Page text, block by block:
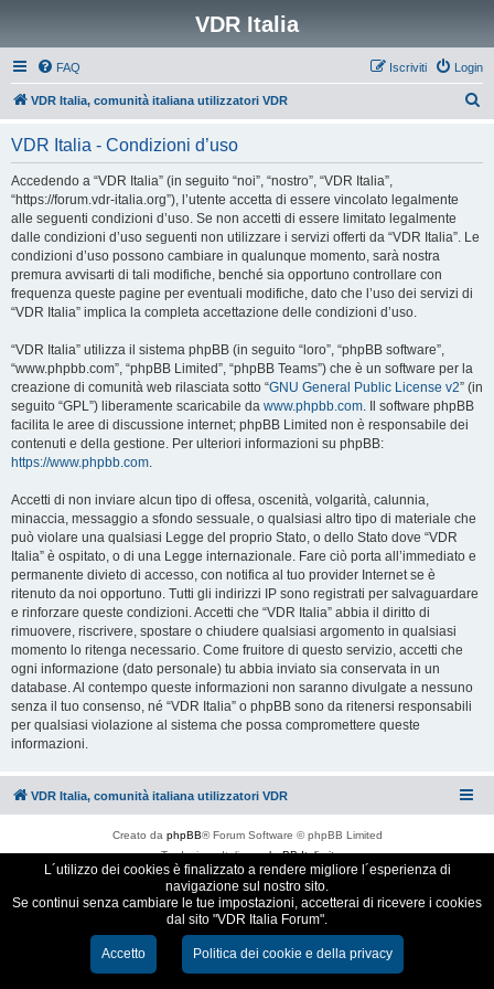
VDR Italia
FAQ Login
Iscriviti
VDR Italia, comunità italiana utilizzatori VDR
VDR Italia - Condizioni d’uso
Accedendo a “VDR Italia” (in seguito “noi”, “nostro”, “VDR Italia”,
“https://forum.vdr-italia.org”), l’utente accetta di essere vincolato legalmente
alle seguenti condizioni d’uso. Se non accetti di essere limitato legalmente
dalle condizioni d’uso seguenti non utilizzare i servizi offerti da “VDR Italia”. Le
condizioni d’uso possono cambiare in qualunque momento, sarà nostra
premura avvisarti di tali modifiche, benché sia opportuno controllare con
frequenza queste pagine per eventuali modifiche, dato che l’uso dei servizi di
“VDR Italia” implica la completa accettazione delle condizioni d’uso.
“VDR Italia” utilizza il sistema phpBB (in seguito “loro”, “phpBB software”,
“www.phpbb.com”, “phpBB Limited”, “phpBB Teams”) che è un software per la
creazione di comunità web rilasciata sotto “GNU General Public License v2” (in
seguito “GPL”) liberamente scaricabile da www.phpbb.com. Il software phpBB
facilita le aree di discussione internet; phpBB Limited non è responsabile dei
contenuti e della gestione. Per ulteriori informazioni su phpBB:
https://www.phpbb.com.
Accetti di non inviare alcun tipo di offesa, oscenità, volgarità, calunnia,
minaccia, messaggio a sfondo sessuale, o qualsiasi altro tipo di materiale che
può violare una qualsiasi Legge del proprio Stato, o dello Stato dove “VDR
Italia” è ospitato, o di una Legge internazionale. Fare ciò porta all’immediato e
permanente divieto di accesso, con notifica al tuo provider Internet se è
ritenuto da noi opportuno. Tutti gli indirizzi IP sono registrati per salvaguardare
e rinforzare queste condizioni. Accetti che “VDR Italia” abbia il diritto di
rimuovere, riscrivere, spostare o chiudere qualsiasi argomento in qualsiasi
momento lo ritenga necessario. Come fruitore di questo servizio, accetti che
ogni informazione (dato personale) tu abbia inviato sia conservata in un
database. Al contempo queste informazioni non saranno divulgate a nessuno
senza il tuo consenso, né “VDR Italia” o phpBB sono da ritenersi responsabili
per qualsiasi violazione al sistema che possa compromettere queste
informazioni.
VDR Italia, comunità italiana utilizzatori VDR
Creato da phpBB® Forum Software © phpBB Limited
Traduzione ItalianaphpBB-Italia.it
Cookie e Privacy
L´utilizzo dei cookies è finalizzato a rendere migliore l´esperienza di
navigazione sul nostro sito.
Se continui senza cambiare le tue impostazioni, accetterai di ricevere i cookies
dal sito "VDR Italia Forum".
Accetto Politica dei cookie e della privacy